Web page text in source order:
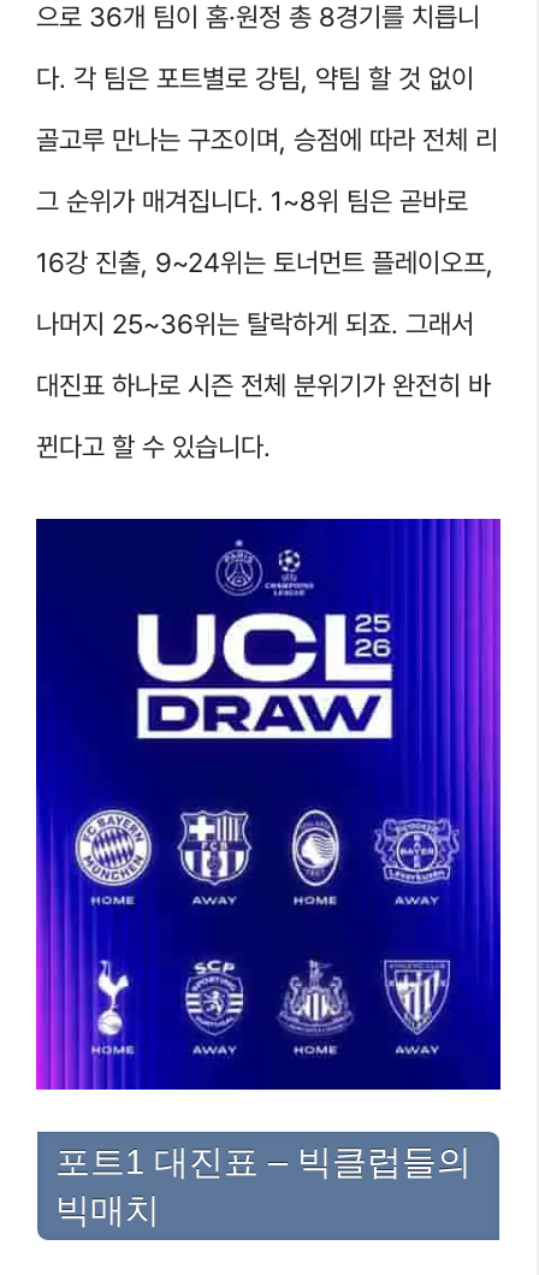
으로 36개 팀이 홈·원정 총 8경기를 치릅니
다. 각 팀은 포트별로 강팀, 약팀 할 것 없이
골고루 만나는 구조이며, 승점에 따라 전체 리
그 순위가 매겨집니다. 1~8위 팀은 곧바로
16강 진출, 9~24위는 토너먼트 플레이오프,
나머지 25~36위는 탈락하게 되죠. 그래서
대진표 하나로 시즌 전체 분위기가 완전히 바
뀐다고 할 수 있습니다.
포트1 대진표 – 빅클럽들의
빅매치